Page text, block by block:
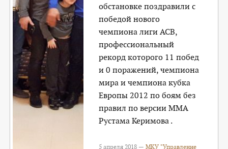
обстановке поздравили с
победой нового
чемпиона лиги ACВ,
профессиональный
рекорд которого 11 побед
и 0 поражений, чемпиона
мира и чемпиона кубка
Европы 2012 по боям без
правил по версии ММА
Рустама Керимова .
5 апреля 2018 —МКУ "Управление